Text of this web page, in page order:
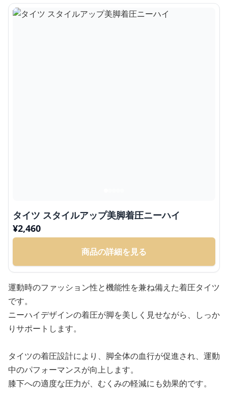
タイツ スタイルアップ美脚着圧ニーハイ
¥2,460
商品の詳細を見る
運動時のファッション性と機能性を兼ね備えた着圧タイツ
です。
ニーハイデザインの着圧が脚を美しく見せながら、しっか
りサポートします。
タイツの着圧設計により、脚全体の血行が促進され、運動
中のパフォーマンスが向上します。
膝下への適度な圧力が、むくみの軽減にも効果的です。